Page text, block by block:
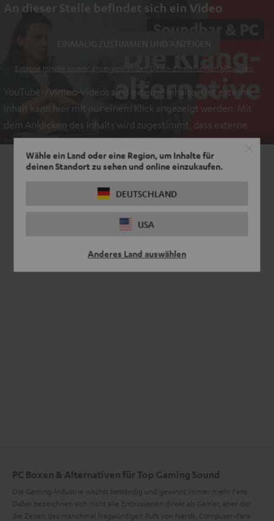
Wähle ein Land oder eine Region, um Inhalte für
deinen Standort zu sehen und online einzukaufen.
DEUTSCHLAND
USA
Anderes Land auswählen
An dieser Stelle befindet sich ein Video
Externe Inhalte immer anzeigen? In den Daten‑Einstellungen aktivieren
YouTube-/Vimeo-Videos sind externe Inhalte. Der externe
Inhalt kann hier mit nur einem Klick angezeigt werden. Mit
dem Anklicken des Inhalts wird zugestimmt, dass externe
Inhalte angezeigt werden. Dabei können personenbezogene
Daten an Drittplattformen übermittelt werden.Weitere
PC Boxen & Alternativen für Top Gaming Sound
Die Gaming-Industrie wächst beständig und gewinnt immer mehr Fans.
Dabei bezeichnen sich nicht alle Enthusiasten direkt als Gamer, aber der
die Zeiten des manchmal fragwürdigen Rufs von Nerds, Computer-Fans